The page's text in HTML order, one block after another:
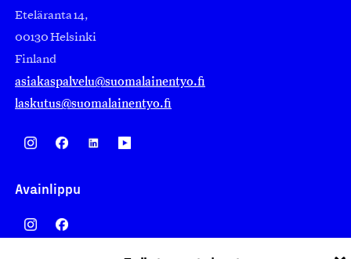
Eteläranta 14,
00130 Helsinki
Finland
asiakaspalvelu@suomalainentyo.fi
laskutus@suomalainentyo.fi
Avainlippu